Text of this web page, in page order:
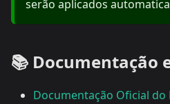
serão aplicados
📚 Documentação
Documentação Oficial do